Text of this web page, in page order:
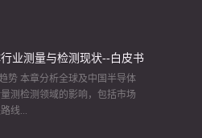
业测量与检测现状--白皮书
势 本章分析全球及中国半导体
测检测领域的影响，包括市场
线...